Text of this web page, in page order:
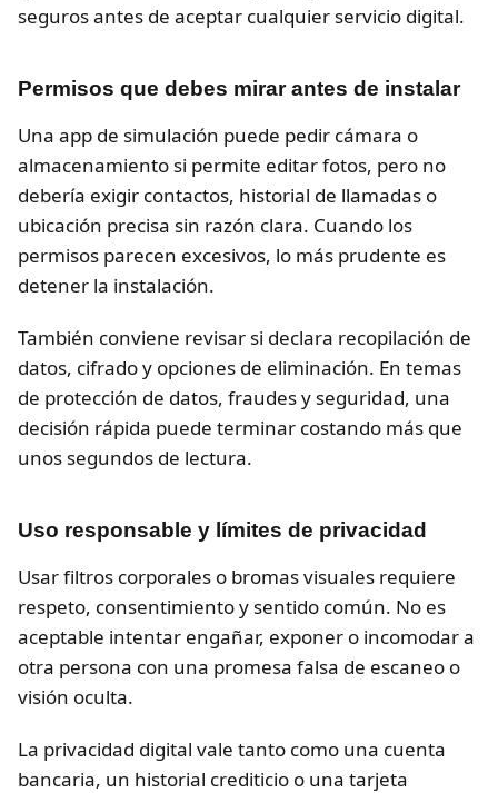
seguros antes de aceptar cualquier servicio digital.
Permisos que debes mirar antes de instalar
Una app de simulación puede pedir cámara o
almacenamiento si permite editar fotos, pero no
debería exigir contactos, historial de llamadas o
ubicación precisa sin razón clara. Cuando los
permisos parecen excesivos, lo más prudente es
detener la instalación.
También conviene revisar si declara recopilación de
datos, cifrado y opciones de eliminación. En temas
de protección de datos, fraudes y seguridad, una
decisión rápida puede terminar costando más que
unos segundos de lectura.
Uso responsable y límites de privacidad
Usar filtros corporales o bromas visuales requiere
respeto, consentimiento y sentido común. No es
aceptable intentar engañar, exponer o incomodar a
otra persona con una promesa falsa de escaneo o
visión oculta.
La privacidad digital vale tanto como una cuenta
bancaria, un historial crediticio o una tarjeta